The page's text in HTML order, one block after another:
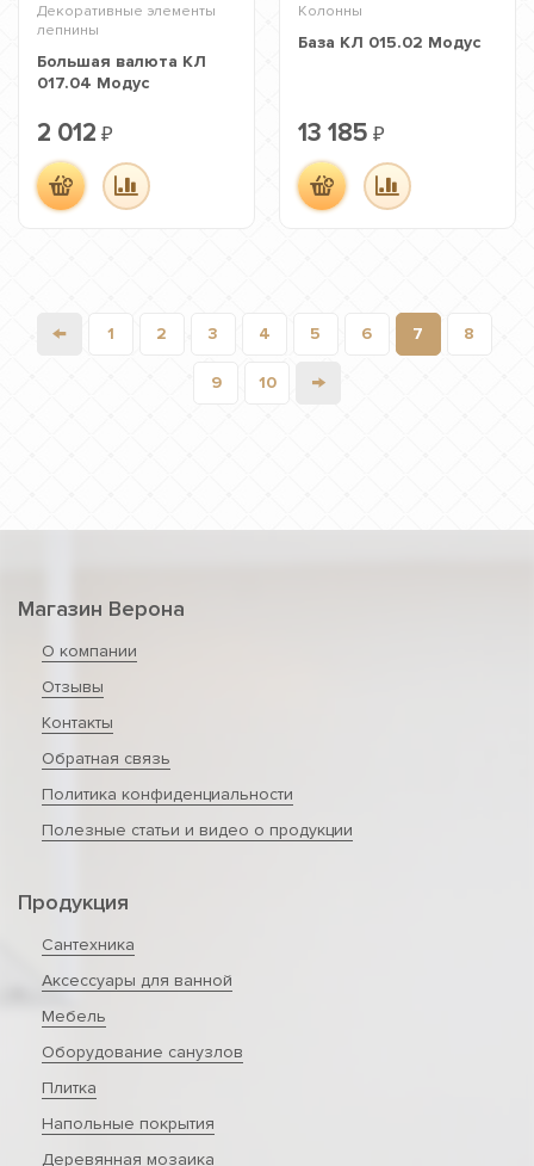
Декоративные элементы
лепнины
Большая валюта КЛ
017.04 Модус
2 012 ₽
Колонны
База КЛ 015.02 Модус
13 185 ₽
← 1 2 3 4 5 6 7 8
9 10 →
Магазин Верона
О компании
Отзывы
Контакты
Обратная связь
Политика конфиденциальности
Полезные статьи и видео о продукции
Продукция
Сантехника
Аксессуары для ванной
Мебель
Оборудование санузлов
Плитка
Напольные покрытия
Деревянная мозаика